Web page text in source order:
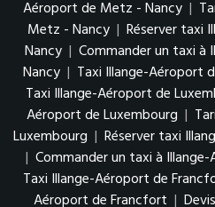
Aéroport de Metz - Nancy |
Metz - Nancy | Réserver taxi
Nancy | Commander un taxi
Nancy | Taxi Illange-Aéroport
Taxi Illange-Aéroport de
Aéroport de Luxembourg |
Luxembourg | Réserver taxi
| Commander un taxi à
Taxi Illange-Aéroport de
Aéroport de Francfort |